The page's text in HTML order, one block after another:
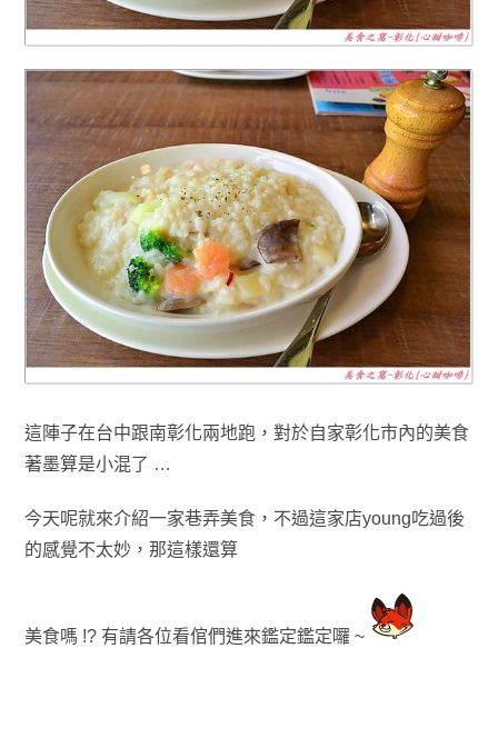
這陣子在台中跟南彰化兩地跑 ， 對於自家彰化市內的美食
著墨算是小混了 …
今天呢就來介紹一家巷弄美食， 不過這家店young吃過後
的感覺不太妙 ，那這樣還算
美食嗎 !? 有請各位看倌們進來鑑定鑑定囉 ~